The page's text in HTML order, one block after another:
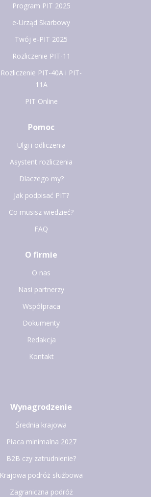
Program PIT 2025
e-Urząd Skarbowy
Twój e-PIT 2025
Rozliczenie PIT-11
Rozliczenie PIT-40A i PIT-
11A
PIT Online
Pomoc
Ulgi i odliczenia
Asystent rozliczenia
Dlaczego my?
Jak podpisać PIT?
Co musisz wiedzieć?
FAQ
O firmie
O nas
Nasi partnerzy
Współpraca
Dokumenty
Redakcja
Kontakt
Wynagrodzenie
Średnia krajowa
Płaca minimalna 2027
B2B czy zatrudnienie?
Krajowa podróż służbowa
Zagraniczna podróż